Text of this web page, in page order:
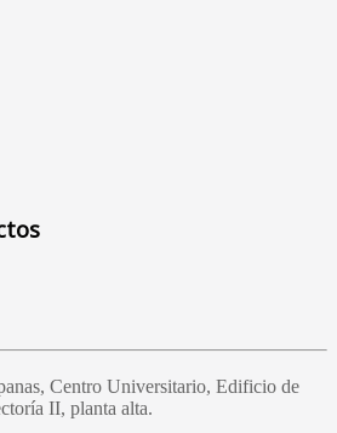
Centro Universitario, Edificio de
II, planta alta.